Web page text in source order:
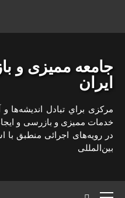
جامعه ممیزی و
ایران
مركزی براي تبادل انديشه‌ها و
خدمات مميزی و بازرسی و
در رويه‌های اجرائی منطبق با
بين‌المللی